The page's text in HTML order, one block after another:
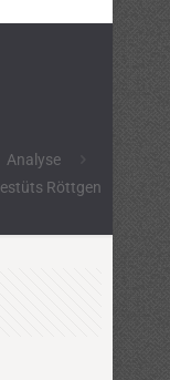
Analyse
Röttgen